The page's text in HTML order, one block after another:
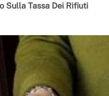
Sulla Tassa Dei Rifiuti